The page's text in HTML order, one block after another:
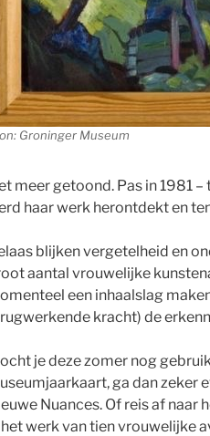
Groninger Museum
meer getoond. Pas in 1981
haar werk herontdekt en
blijken vergetelheid en
aantal vrouwelijke
een inhaalslag
kracht) de
je deze zomer nog
ga dan zeker
Nuances. Of reis af naar
het werk van tien vrouwelijke